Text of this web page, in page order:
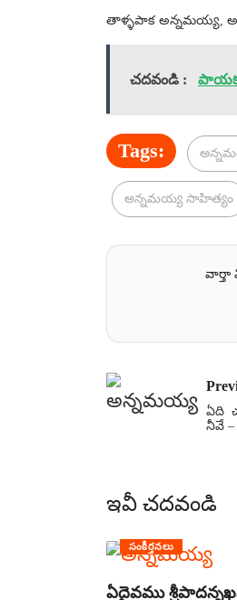
తాళ్ళపాక అన్నమయ్య,
చదవండి : పాయక
Tags:
అన్నమయ్య సాహిత్యం
వార్తా
ఏది
నీవే
ఇవీ చదవండి
సంకీర్తనలు
ఏదైవము